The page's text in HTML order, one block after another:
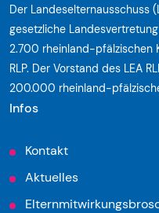
Der Landeselternausschuss
gesetzliche
2.700 rheinland-pfälzischen
RLP. Der Vorstand des LEA
200.000 rheinland-
Infos
Kontakt
Aktuelles